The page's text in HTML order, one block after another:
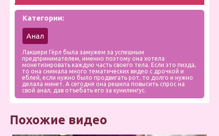
Категории:
Анал
Лакшери Гёрл была замужем за успешным
предпринимателем, именно поэтому она хотела
монетизировать каждую часть своего тела. Если это пизда,
то она снимала много тематических видео с дрочкой и
еблей, если нужно было продвигать рот, то долго и нужно
делала минет. А сегодня она решила повысить спрос на
свой анал, дав отъебать его за кунилингус.
Похожие видео